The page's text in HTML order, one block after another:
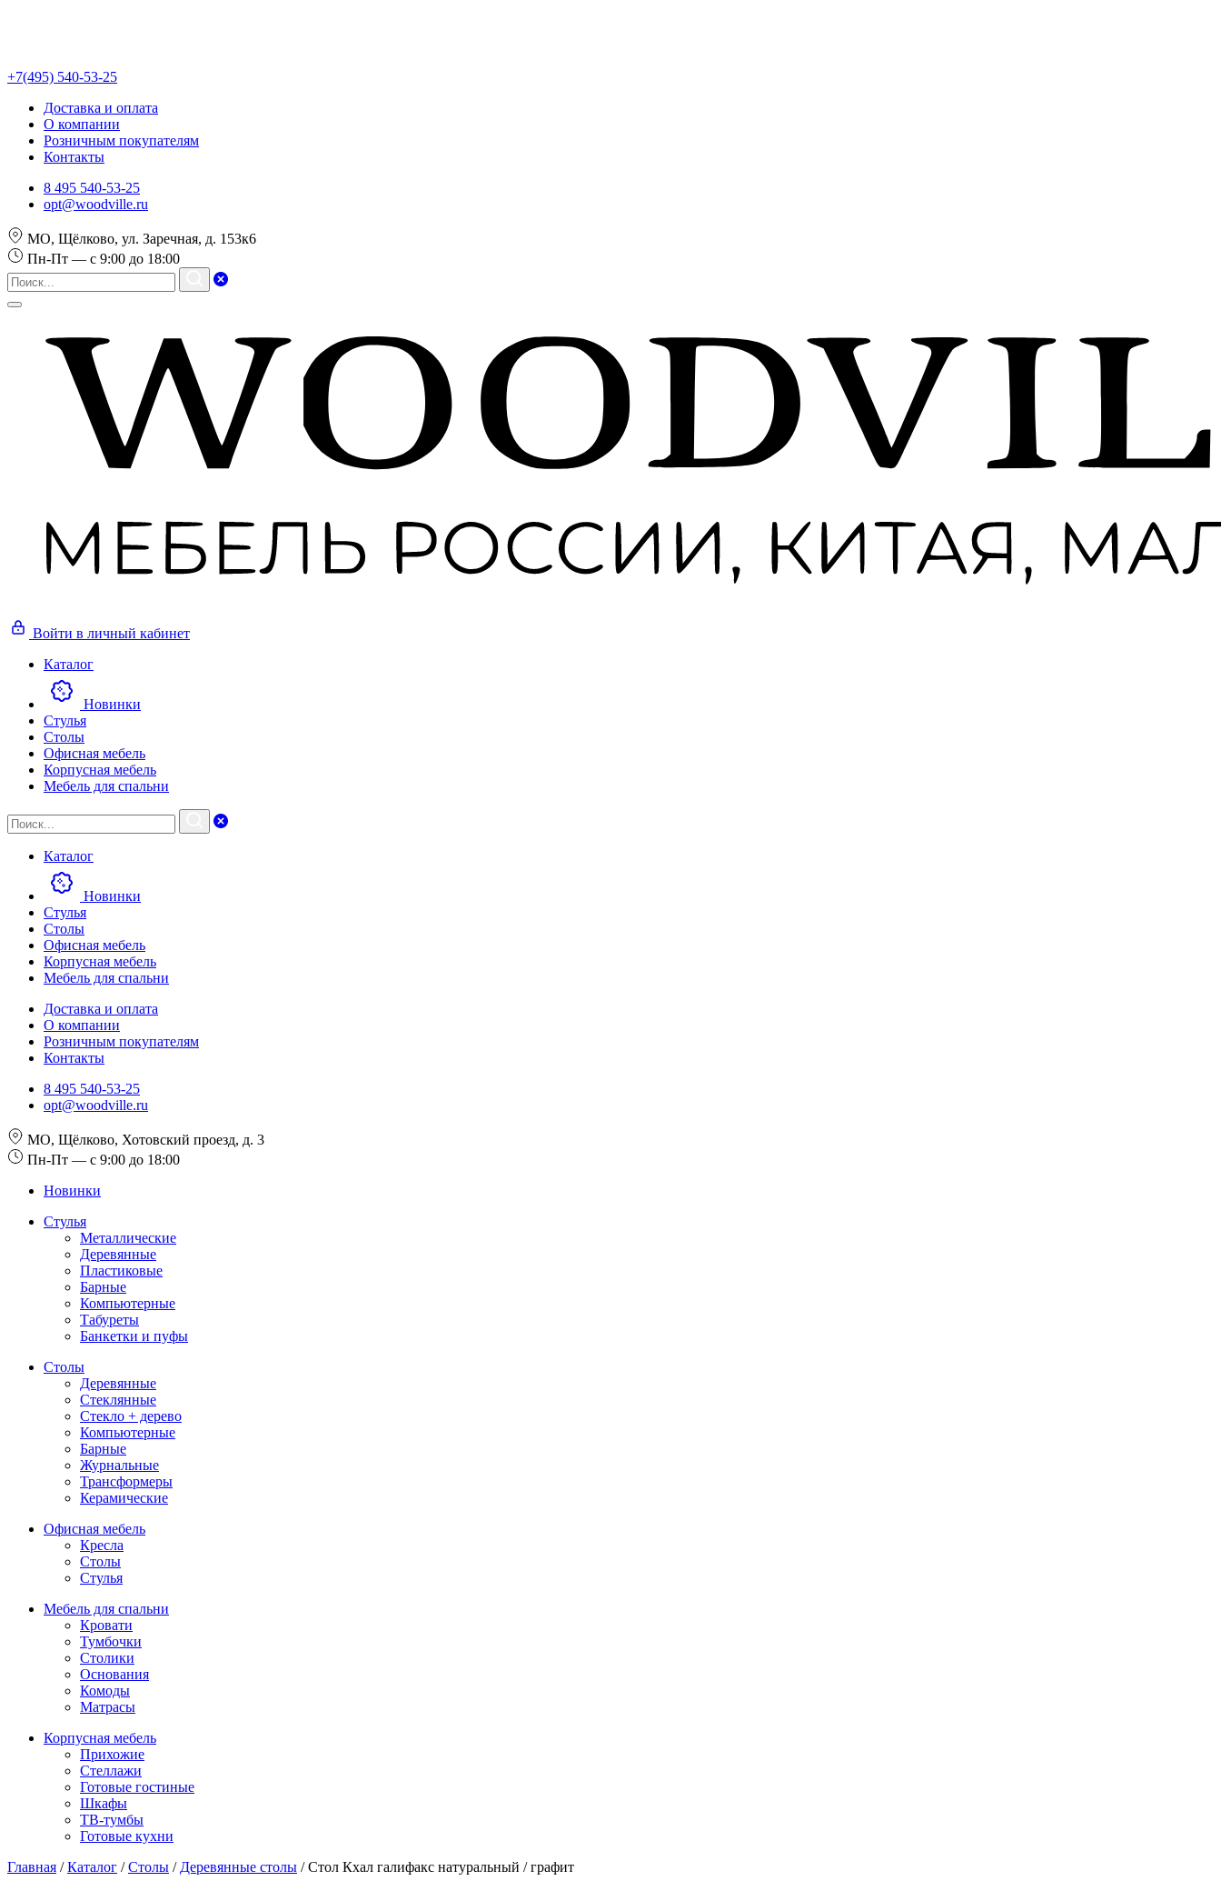
+7(495) 540-53-25
Доставка и оплата
О компании
Розничным покупателям
Контакты
8 495 540-53-25
opt@woodville.ru
МО, Щёлково, ул. Заречная, д. 153к6
Пн-Пт — с 9:00 до 18:00
Войти в личный кабинет
Каталог
Новинки
Стулья
Столы
Офисная мебель
Корпусная мебель
Мебель для спальни
Каталог
Новинки
Стулья
Столы
Офисная мебель
Корпусная мебель
Мебель для спальни
Доставка и оплата
О компании
Розничным покупателям
Контакты
8 495 540-53-25
opt@woodville.ru
МО, Щёлково, Хотовский проезд, д. 3
Пн-Пт — с 9:00 до 18:00
Новинки
Стулья
Металлические
Деревянные
Пластиковые
Барные
Компьютерные
Табуреты
Банкетки и пуфы
Столы
Деревянные
Стеклянные
Стекло + дерево
Компьютерные
Барные
Журнальные
Трансформеры
Керамические
Офисная мебель
Кресла
Столы
Стулья
Мебель для спальни
Кровати
Тумбочки
Столики
Основания
Комоды
Матрасы
Корпусная мебель
Прихожие
Стеллажи
Готовые гостиные
Шкафы
ТВ-тумбы
Готовые кухни
Главная /Каталог /Столы / Деревянные столы /Стол Кхал галифакс натуральный / графит